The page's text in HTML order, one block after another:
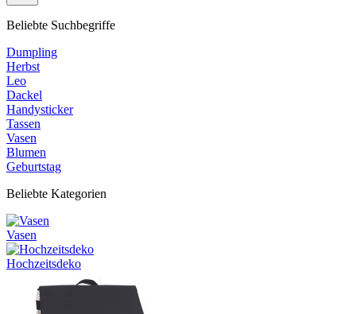
Beliebte Suchbegriffe
Dumpling
Herbst
Leo
Dackel
Handysticker
Tassen
Vasen
Blumen
Geburtstag
Beliebte Kategorien
Vasen
Hochzeitsdeko